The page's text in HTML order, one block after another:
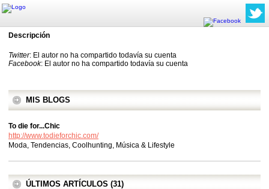
Descripción
Twitter: El autor no ha compartido todavía su cuenta
Facebook: El autor no ha compartido todavía su cuenta
MIS BLOGS
To die for...Chic
http://www.todieforchic.com/
Moda, Tendencias, Coolhunting, Música & Lifestyle
ÚLTIMOS ARTÍCULOS (31)